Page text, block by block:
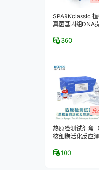
SPARKclassic
真菌基因组DNA
360
热原检测试剂盒
核细胞活化反应
100